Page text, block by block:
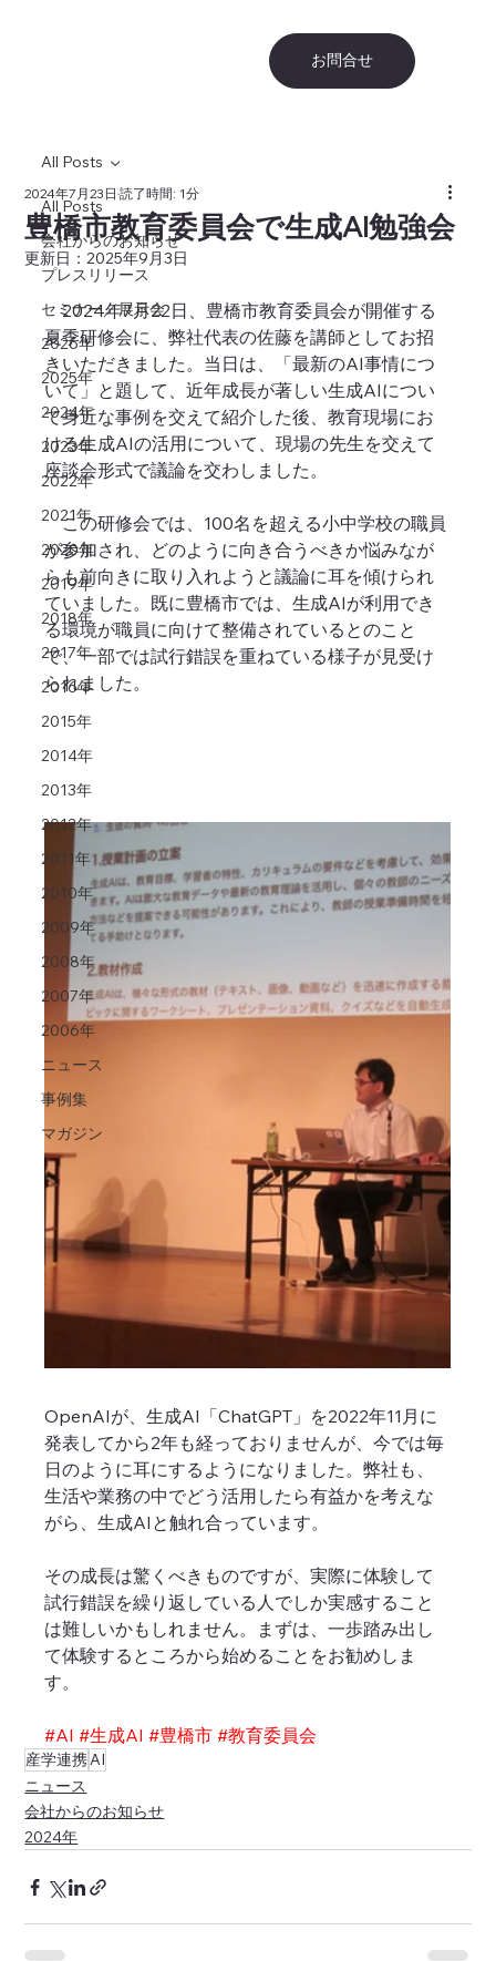
お問合せ
All Posts
会社からのお知らせ
プレスリリース
セミナー／展示会
2026年
2025年
2024年
2023年
2022年
2021年
2020年
2019年
2018年
2017年
2016年
2015年
2014年
2013年
2012年
2011年
2010年
2009年
2008年
2007年
2006年
ニュース
事例集
マガジン
All Posts
豊橋市教育委員会で生成AI勉強会
2024年7月23日読了時間: 1分
更新日：2025年9月3日
2024年7月22日、豊橋市教育委員会が開催する
夏季研修会に、弊社代表の佐藤を講師としてお招
きいただきました。当日は、「最新のAI事情につ
いて」と題して、近年成長が著しい生成AIについ
て身近な事例を交えて紹介した後、教育現場にお
ける生成AIの活用について、現場の先生を交えて
座談会形式で議論を交わしました。
この研修会では、100名を超える小中学校の職員
が参加され、どのように向き合うべきか悩みなが
らも前向きに取り入れようと議論に耳を傾けられ
ていました。既に豊橋市では、生成AIが利用でき
る環境が職員に向けて整備されているとのこと
で、一部では試行錯誤を重ねている様子が見受け
られました。
OpenAIが、生成AI「ChatGPT」を2022年11月に
発表してから2年も経っておりませんが、今では毎
日のように耳にするようになりました。弊社も、
生活や業務の中でどう活用したら有益かを考えな
がら、生成AIと触れ合っています。
その成長は驚くべきものですが、実際に体験して
試行錯誤を繰り返している人でしか実感すること
は難しいかもしれません。まずは、一歩踏み出し
て体験するところから始めることをお勧めしま
す。
#AI #生成AI #豊橋市 #教育委員会
産学連携AI
ニュース
会社からのお知らせ
2024年